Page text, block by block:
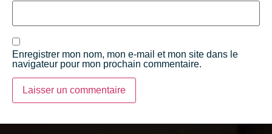
Enregistrer mon nom, mon e-mail et mon site dans le
navigateur pour mon prochain commentaire.